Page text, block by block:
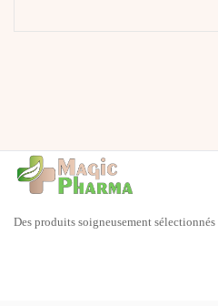
Des produits soigneusement